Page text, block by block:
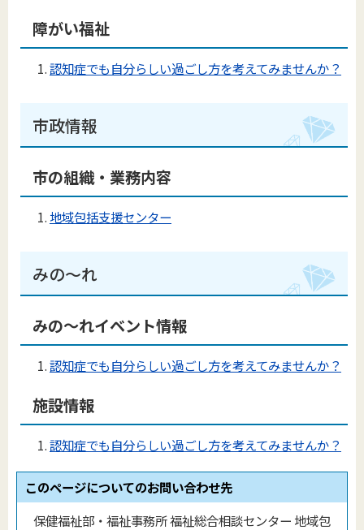
障がい福祉
認知症でも自分らしい過ごし方を考えてみませんか？
市政情報
市の組織・業務内容
地域包括支援センター
みの～れ
みの〜れイベント情報
認知症でも自分らしい過ごし方を考えてみませんか？
施設情報
認知症でも自分らしい過ごし方を考えてみませんか？
このページについてのお問い合わせ先
保健福祉部・福祉事務所 福祉総合相談センター 地域包